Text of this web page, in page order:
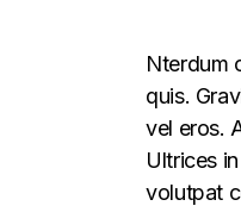
Nterdum
quis.
vel eros.
Ultrices
volutpat